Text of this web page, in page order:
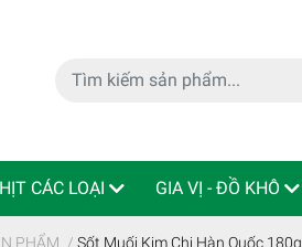
CÁC LOẠI GIA VỊ - ĐỒ KHÔ
PHẨM / Sốt Muối Kim Chi Hàn Quốc 180g